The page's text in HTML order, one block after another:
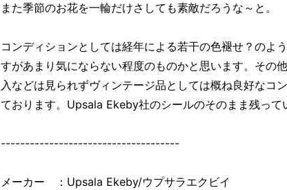
また季節のお花を一輪だけさしても素敵だろうな～と。
コンディションとしては経年による若干の色褪せ？のよ
すがあまり気にならない程度のものかと思います。その
入などは見られずヴィンテージ品としては概ね良好なコ
ております。Upsala Ekeby社のシールのそのまま残って
-------------------------------------
メーカー ：Upsala Ekeby/ウプサラエクビイ